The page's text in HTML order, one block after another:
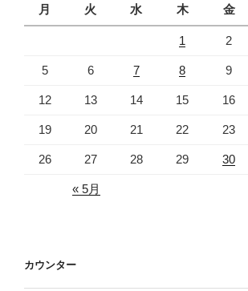
月
火 水 木 金
1 2
5 6 7 8 9
12 13 14 15 16
19 20 21 22 23
26 27 28 29 30
« 5月
カウンター